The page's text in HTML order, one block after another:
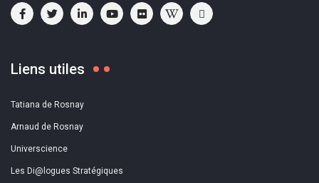
Liens utiles
Tatiana de Rosnay
Arnaud de Rosnay
Universcience
Les Di@logues Stratégiques